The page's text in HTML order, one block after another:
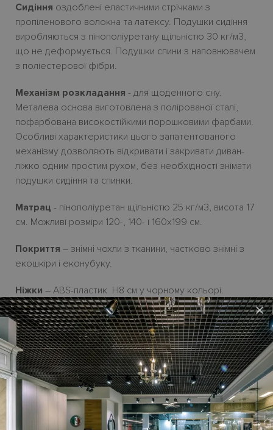
×
Сидіння оздоблені еластичними стрічками з
пропіленового волокна та латексу. Подушки сидіння
виробляються з пінополіуретану щільністю 30 кг/м3,
що не деформується. Подушки спини з наповнювачем
з поліестерової фібри.
Механізм розкладання - для щоденного сну.
Металева основа виготовлена з полірованої сталі,
пофарбована високостійкими порошковими фарбами.
Особливі характеристики цього запатентованого
механізму дозволяють відкривати і закривати диван-
ліжко одним простим рухом, без необхідності знімати
подушки сидіння та спинки.
Матрац - пінополіуретан щільністю 25 кг/м3, висота 17
см. Можливі розміри 120-, 140- і 160х199 см.
Покриття – знiмнi чохли з тканини, частково знiмнi з
екошкiри і еконубуку.
Ніжки – ABS-пластик H8 см у чорному кольорі.
Ціна розкладного дивана-ліжкаSANTORINIна сайті – у
початковій категорії тканини.У стандартну
комплектаціюм’яких меблів не входять декоративні
подушки,ціну наякі треба обчислювати додатково.
Можливі розміри лінійногодивана-ліжка з
підлокітниками Happy: